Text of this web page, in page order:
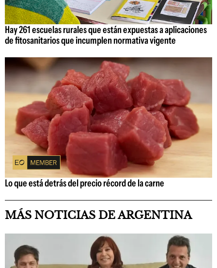
Hay 261 escuelas rurales que están expuestas a aplicaciones
de fitosanitarios que incumplen normativa vigente
Lo que está detrás del precio récord de la carne
MÁS NOTICIAS DE ARGENTINA